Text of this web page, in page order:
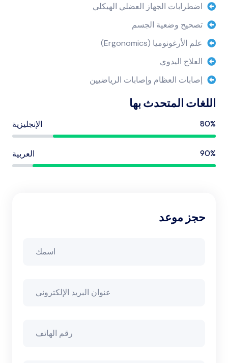
اضطرابات الجهاز العضلي الهيكلي
تصحيح وضعية الجسم
علم الأرغونوميا (Ergonomics)
العلاج اليدوي
إصابات العظام وإصابات الرياضيين
اللغات المتحدث بها
الإنجليزية 80%
العربية 90%
حجز موعد